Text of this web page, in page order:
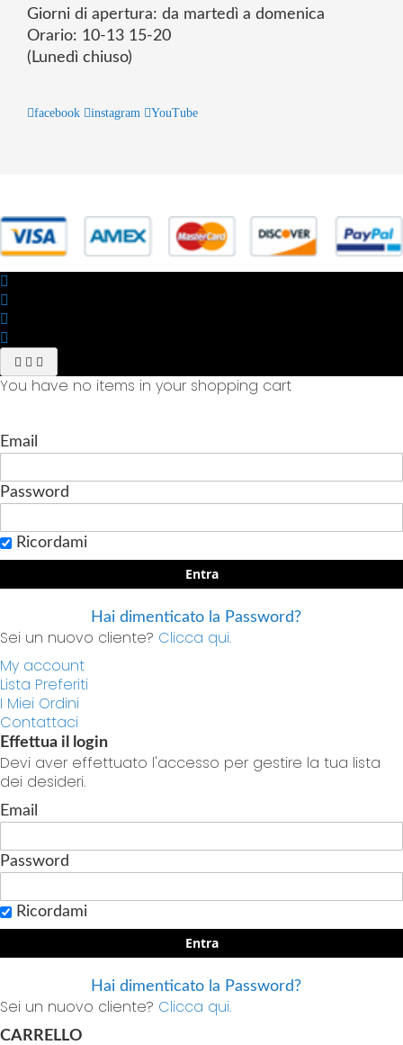
Giorni di apertura: da martedì a domenica
Orario: 10-13 15-20
(Lunedì chiuso)
facebook instagram YouTube
You have no items in your shopping cart
Email
Password
Ricordami
Entra
Hai dimenticato la Password?
Sei un nuovo cliente? Clicca qui.
My account
Lista Preferiti
I Miei Ordini
Contattaci
Effettua il login
Devi aver effettuato l'accesso per gestire la tua lista
dei desideri.
Email
Password
Ricordami
Entra
Hai dimenticato la Password?
Sei un nuovo cliente? Clicca qui.
CARRELLO